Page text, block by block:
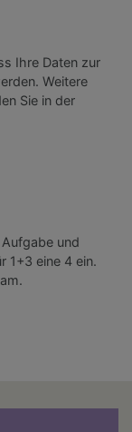
Ihre Daten zur
Weitere
Sie in der
und
1+3 eine 4 ein.